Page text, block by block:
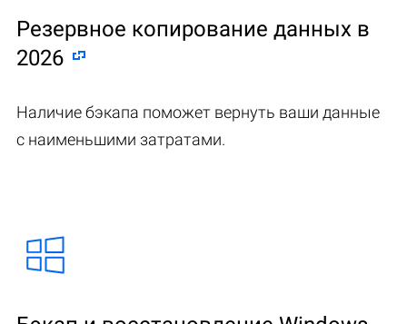
Резервное копирование данных в
2026
Наличие бэкапа поможет вернуть ваши данные
с наименьшими затратами.